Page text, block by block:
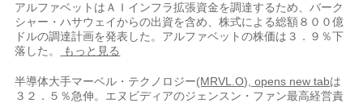
アルファベットはＡＩインフラ拡張⁠資金を調達するため、バーク
シャー・ハサウェイからの出資を含め、株式による総額８００億
ドルの調達計画を発表した。アルファベットの株価は３．９％下
落した。
もっと見る
半導体大手マーベル・テクノロジー(MRVL.O), opens new tabは
３２．５％急伸。​エヌビディアのジェンスン・ファン最高経営責